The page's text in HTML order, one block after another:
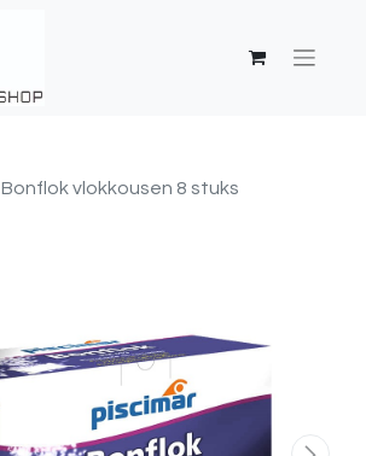
Bonflok vlokkousen 8 stuks